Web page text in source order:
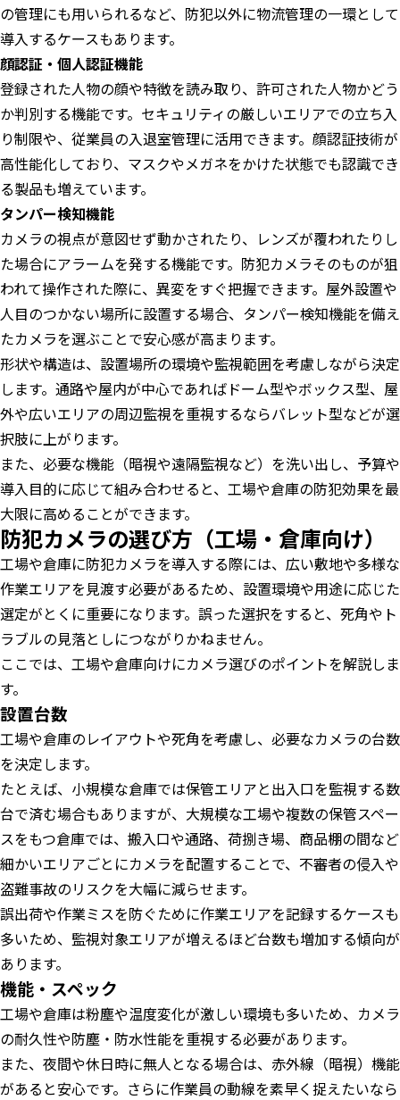
の管理にも用いられるなど、防犯以外に物流管理の一環として
導入するケースもあります。
顔認証・個人認証機能
登録された人物の顔や特徴を読み取り、許可された人物かどう
か判別する機能です。セキュリティの厳しいエリアでの立ち入
り制限や、従業員の入退室管理に活用できます。顔認証技術が
高性能化しており、マスクやメガネをかけた状態でも認識でき
る製品も増えています。
タンパー検知機能
カメラの視点が意図せず動かされたり、レンズが覆われたりし
た場合にアラームを発する機能です。防犯カメラそのものが狙
われて操作された際に、異変をすぐ把握できます。屋外設置や
人目のつかない場所に設置する場合、タンパー検知機能を備え
たカメラを選ぶことで安心感が高まります。
形状や構造は、設置場所の環境や監視範囲を考慮しながら決定
します。通路や屋内が中心であればドーム型やボックス型、屋
外や広いエリアの周辺監視を重視するならバレット型などが選
択肢に上がります。
また、必要な機能（暗視や遠隔監視など）を洗い出し、予算や
導入目的に応じて組み合わせると、工場や倉庫の防犯効果を最
大限に高めることができます。
防犯カメラの選び方（工場・倉庫向け）
工場や倉庫に防犯カメラを導入する際には、広い敷地や多様な
作業エリアを見渡す必要があるため、設置環境や用途に応じた
選定がとくに重要になります。誤った選択をすると、死角やト
ラブルの見落としにつながりかねません。
ここでは、工場や倉庫向けにカメラ選びのポイントを解説しま
す。
設置台数
工場や倉庫のレイアウトや死角を考慮し、必要なカメラの台数
を決定します。
たとえば、小規模な倉庫では保管エリアと出入口を監視する数
台で済む場合もありますが、大規模な工場や複数の保管スペー
スをもつ倉庫では、搬入口や通路、荷捌き場、商品棚の間など
細かいエリアごとにカメラを配置することで、不審者の侵入や
盗難事故のリスクを大幅に減らせます。
誤出荷や作業ミスを防ぐために作業エリアを記録するケースも
多いため、監視対象エリアが増えるほど台数も増加する傾向が
あります。
機能・スペック
工場や倉庫は粉塵や温度変化が激しい環境も多いため、カメラ
の耐久性や防塵・防水性能を重視する必要があります。
また、夜間や休日時に無人となる場合は、赤外線（暗視）機能
があると安心です。さらに作業員の動線を素早く捉えたいなら